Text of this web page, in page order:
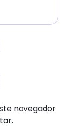
navegador